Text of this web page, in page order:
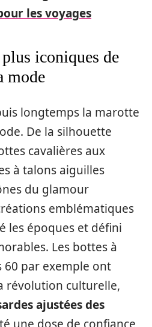
les voyages
iconiques de
mode
longtemps la marotte
De la silhouette
cavalières aux
à talons aiguilles
du glamour
emblématiques
les époques et défini
Les bottes à
60 par exemple ont
révolution culturelle,
ajustées des